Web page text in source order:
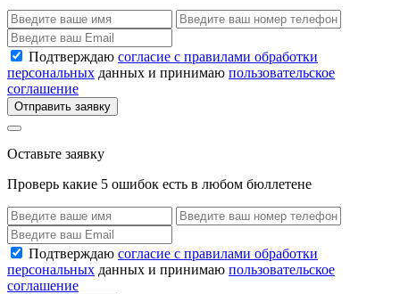
Подтверждаю согласие с правилами обработки
персональных данных и принимаю пользовательское
соглашение
Отправить заявку
Оставьте заявку
Проверь какие 5 ошибок есть в любом бюллетене
Подтверждаю согласие с правилами обработки
персональных данных и принимаю пользовательское
соглашение